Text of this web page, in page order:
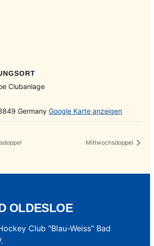
Clubanlage
Germany Google Karte anzeigen
Mittwochsdoppel
OLDESLOE
Club "Blau-Weiss" Bad